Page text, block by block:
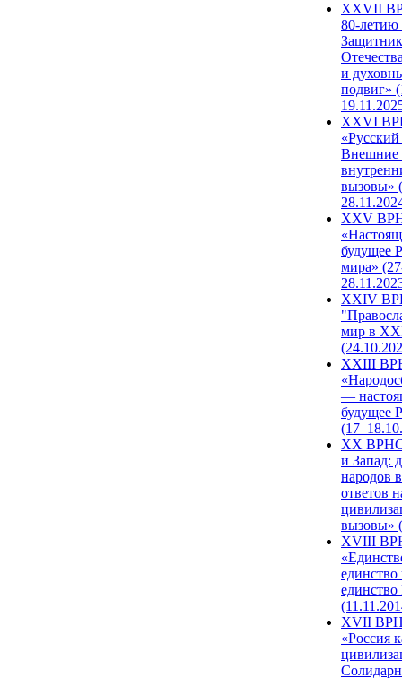
ХХVII
80-
и
подвиг»
XXVI
Внешние
вызовы»
XXV
будущее
мира»
XXIV
мир в
XXIII
—
будущее
XX ВРНС
и Запад:
народов
ответов
вызовы»
XVIII
единство
единство
XVII
«Россия